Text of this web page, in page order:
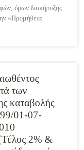
όρων διακήρυξης
«Προμήθεια
των
καταβολής
01-07-
2% &